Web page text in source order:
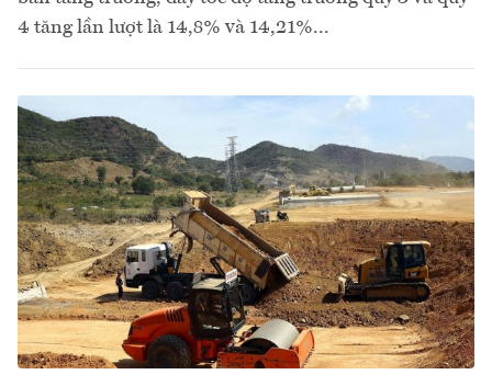
4 tăng lần lượt là 14,8% và 14,21%...